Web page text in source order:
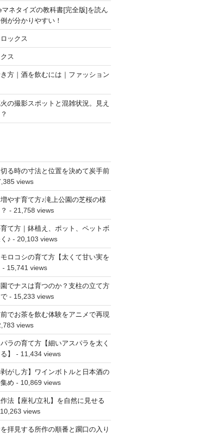
ネタイズの教科書[完全版]を読ん
が分かりやすい！
ックス
ス
方｜酒を飲むには｜ファッション
の撮影スポットと混雑状況。見え
る時の寸法と位置を決めて炭手前
views
やす育て方♪滝上公園の芝桜の様
- 21,758 views
て方｜鉢植え、ポット、ペットボ
♪ - 20,103 views
ロコシの育て方【太くて甘い実を
- 15,741 views
でナスは育つのか？支柱の立て方
- 15,233 views
でお茶を飲む体験をアニメで再現
views
ラの育て方【細いアスパラを太く
】
- 11,434 views
がし方】ワインボトルと日本酒の
め - 10,869 views
法【座礼/立礼】を自然に見せる
views
拝見する所作の順番と躙口の入り